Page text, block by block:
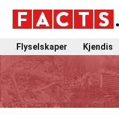
Flyselskaper Kjendis